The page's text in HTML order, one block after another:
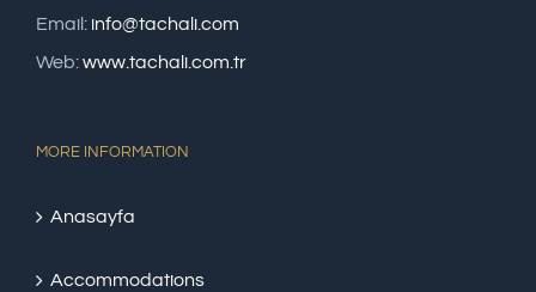
Email: info@tachali.com
Web:www.tachali.com.tr
MORE INFORMATION
Anasayfa
Accommodations